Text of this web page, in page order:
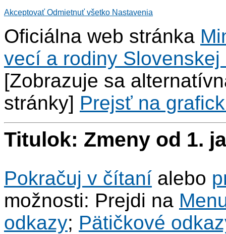
Akceptovať Odmietnuť všetko Nastavenia
Oficiálna web stránka
vecí a rodiny Slovenskej
[Zobrazuje sa
stránky] Prejsť na
Titulok: Zmeny od 1.
Pokračuj v čítaní alebo
možnosti: Prejdi na
odkazy; Pätičkové